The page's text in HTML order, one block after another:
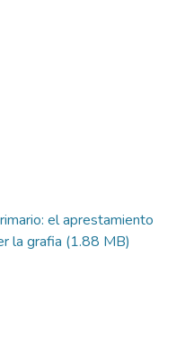
el aprestamiento
la grafia (1.88 MB)